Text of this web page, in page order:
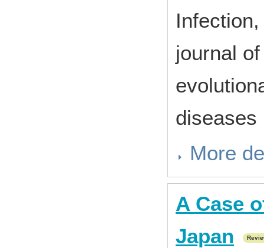
journal
More
A Case
Japan